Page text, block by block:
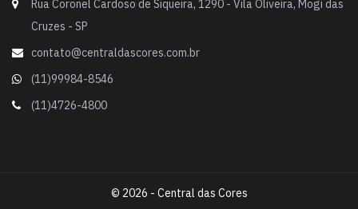
Rua Coronel Cardoso de Siqueira, 1290 - Vila Oliveira, Mogi das
Cruzes - SP
contato@centraldascores.com.br
(11)99984-8546
(11)4726-4800
© 2026 - Central das Cores